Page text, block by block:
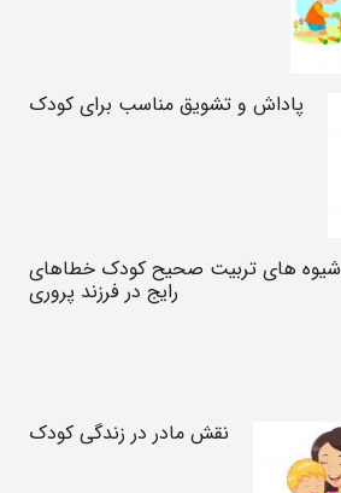
پاداش و تشویق مناسب برای کودک
شیوه های تربیت صحیح کودک خطاهای
رایج در فرزند پروری
نقش مادر در زندگی کودک